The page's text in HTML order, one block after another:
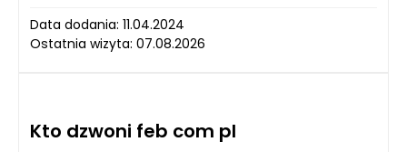
Data dodania: 11.04.2024
Ostatnia wizyta: 07.08.2026
Kto dzwoni feb com pl